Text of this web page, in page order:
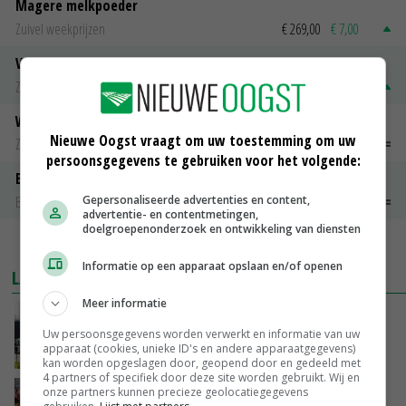
Magere melkpoeder
Zuivel weekprijzen
€ 269,00 € 7,00
Volle melkpoeder
Zuivel weekprijzen
€ 345,00
Weipoeder
Zuivel weekprijzen
€ 134,00 € 0,00
Boeren Gouda 12 kg
Boerenkaas
€ 6,05
LAATSTE NIEUWS
juni
VANDAAG, 17:04
Frans onderzoekcentrum bestrijkt hele
Nieuwe Oogst vraagt om uw toestemming om uw
persoonsgegevens te gebruiken voor het volgende:
Gepersonaliseerde advertenties en content,
advertentie- en contentmetingen,
doelgroepenonderzoek en ontwikkeling van diensten
Informatie op een apparaat opslaan en/of openen
Meer informatie
Uw persoonsgegevens worden verwerkt en informatie van uw
apparaat (cookies, unieke ID's en andere apparaatgegevens)
kan worden opgeslagen door, geopend door en gedeeld met
4 partners of specifiek door deze site worden gebruikt. Wij en
onze partners kunnen precieze geolocatiegegevens